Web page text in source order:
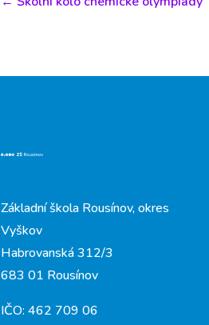
Základní škola Rousínov, okres
Vyškov
Habrovanská 312/3
683 01 Rousínov
IČO: 462 709 06